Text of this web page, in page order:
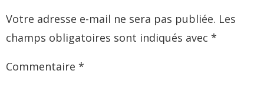
Votre adresse e-mail ne sera pas publiée. Les
champs obligatoires sont indiqués avec *
Commentaire *